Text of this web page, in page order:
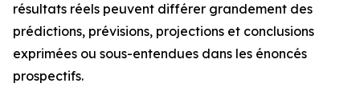
résultats réels peuvent différer grandement des
prédictions, prévisions, projections et conclusions
exprimées ou sous-entendues dans les énoncés
prospectifs.